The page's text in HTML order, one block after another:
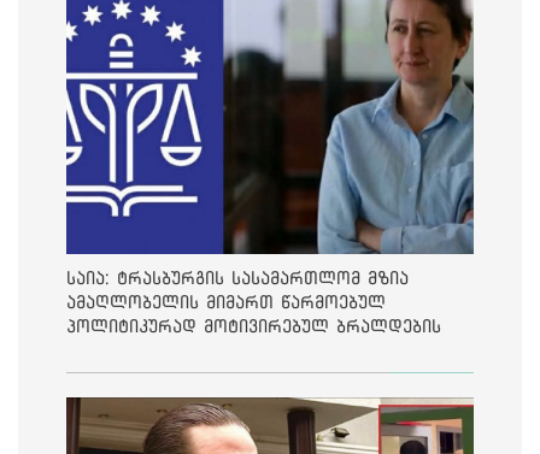
საია: ტრასბურგის სასამართლომ მზია
ამაღლობელის მიმართ წარმოებულ
პოლიტიკურად მოტივირებულ ბრალდების